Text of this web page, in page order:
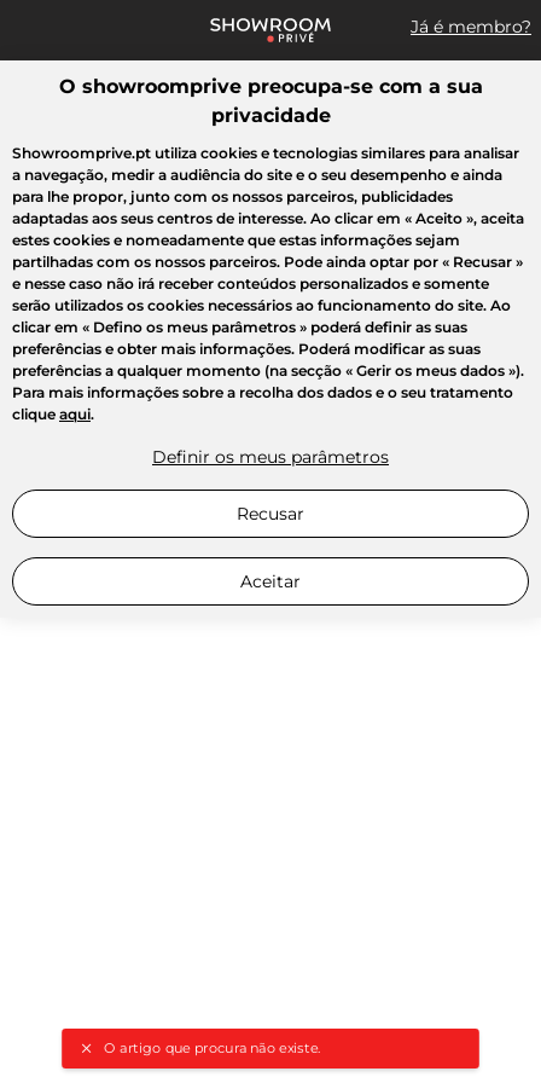
Já é membro?
Pesquisar uma marca, um artigo, uma venda...
O artigo que procura não existe.
Todas as vendas Moda Desporto Casa Criança Beleza
O showroomprive preocupa-se com a sua
privacidade
Showroomprive.pt utiliza cookies e tecnologias similares para analisar
a navegação, medir a audiência do site e o seu desempenho e ainda
para lhe propor, junto com os nossos parceiros, publicidades
adaptadas aos seus centros de interesse. Ao clicar em « Aceito », aceita
estes cookies e nomeadamente que estas informações sejam
partilhadas com os nossos parceiros. Pode ainda optar por « Recusar »
e nesse caso não irá receber conteúdos personalizados e somente
serão utilizados os cookies necessários ao funcionamento do site. Ao
clicar em « Defino os meus parâmetros » poderá definir as suas
preferências e obter mais informações. Poderá modificar as suas
preferências a qualquer momento (na secção « Gerir os meus dados »).
Para mais informações sobre a recolha dos dados e o seu tratamento
clique aqui.
Definir os meus parâmetros
Recusar
Aceitar